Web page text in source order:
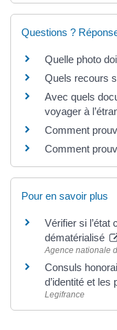
Questions ?
Quelle photo
Quels recours
Avec quels
voyager à
Comment
Comment
Pour en savoir plus
Vérifier si l’état
dématérialisé
Agence nationale
Consuls
d’identité et les
Legifrance